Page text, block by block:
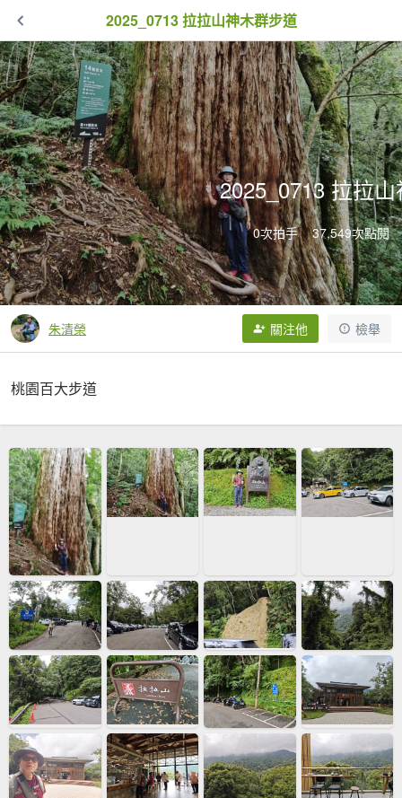
2025_0713 拉拉山神木群步道
2025_0713 拉拉
0次拍手 37,549次點閱
朱清榮 關注他 檢舉
桃園百大步道